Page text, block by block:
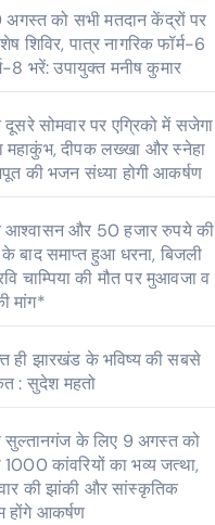
को सभी मतदान केंद्रों पर
शिविर, पात्र नागरिक फॉर्म-6
8 भरें: उपायुक्त मनीष कुमार
सोमवार पर एग्रिको में सजेगा
महाकुंभ, दीपक लख्खा और स्नेहा
की भजन संध्या होगी आकर्षण
आश्वासन और 50 हजार रुपये की
बाद समाप्त हुआ धरना, बिजली
चाम्पिया की मौत पर मुआवजा व
मांग*
ही झारखंड के भविष्य की सबसे
: सुदेश महतो
सुल्तानगंज के लिए 9 अगस्त को
कांवरियों का भव्य जत्था,
की झांकी और सांस्कृतिक
होंगे आकर्षण